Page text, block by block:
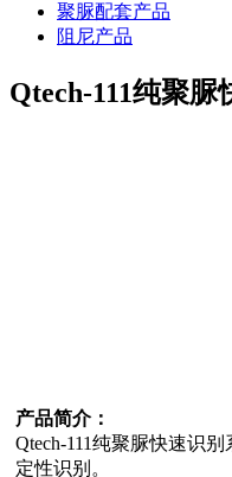
聚脲配套产品
阻尼产品
Qtech-111纯聚脲
产品简介：
Qtech-111纯聚脲快速识
定性识别。